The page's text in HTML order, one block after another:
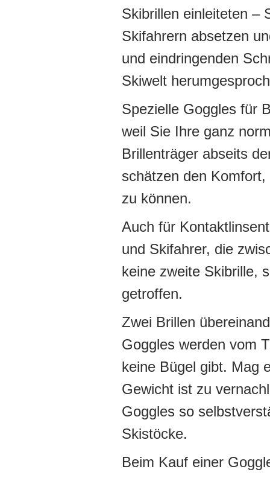
Skibrillen einleiteten –
Skifahrern absetzen
und eindringenden
Skiwelt
Spezielle Goggles für
weil Sie Ihre ganz
Brillenträger abseits
schätzen den
zu können.
Auch für
und Skifahrer, die
keine zweite Skibrille,
getroffen.
Zwei Brillen
Goggles werden vom
keine Bügel gibt. Mag
Gewicht ist zu
Goggles so
Skistöcke.
Beim Kauf einer